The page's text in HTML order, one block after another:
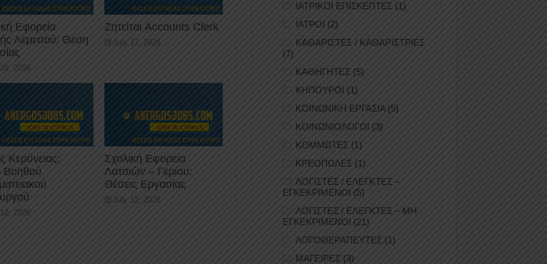
Εφορεία
Λεμεσού: Θέση
2026
Ζητείται Accounts Clerk
July 17, 2026
Κερύνειας:
Βοηθού
2026
Σχολική Εφορεία
Λατσιών – Γερίου:
Θέσεις Εργασίας
July 12, 2026
ΙΑΤΡΙΚΟΙ ΕΠΙΣΚΕΠΤΕΣ (1)
ΙΑΤΡΟΙ (2)
ΚΑΘΑΡΙΣΤΕΣ / ΚΑΘΑΡΙΣΤΡΙΕΣ
(7)
ΚΑΘΗΓΗΤΕΣ (5)
ΚΗΠΟΥΡΟΙ (1)
ΚΟΙΝΩΝΙΚΗ ΕΡΓΑΣΙΑ(5)
ΚΟΙΝΩΝΙΟΛΟΓΟΙ (3)
ΚΟΜΜΩΤΕΣ (1)
ΚΡΕΟΠΩΛΕΣ (1)
ΛΟΓΙΣΤΕΣ / ΕΛΕΓΚΤΕΣ –
ΕΓΚΕΚΡΙΜΕΝΟΙ (5)
ΛΟΓΙΣΤΕΣ / ΕΛΕΓΚΤΕΣ – ΜΗ
ΕΓΚΕΚΡΙΜΕΝΟΙ (21)
ΛΟΓΟΘΕΡΑΠΕΥΤΕΣ (1)
ΜΑΓΕΙΡΕΣ (3)